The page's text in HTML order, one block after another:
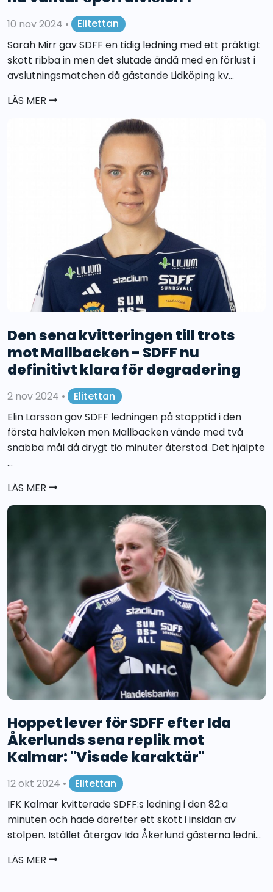
10 nov 2024 •
Elitettan
Sarah Mirr gav SDFF en tidig ledning med ett präktigt
skott ribba in men det slutade ändå med en förlust i
avslutningsmatchen då gästande Lidköping kv...
LÄS MER
Den sena kvitteringen till trots
mot Mallbacken - SDFF nu
definitivt klara för degradering
2 nov 2024 •
Elitettan
Elin Larsson gav SDFF ledningen på stopptid i den
första halvleken men Mallbacken vände med två
snabba mål då drygt tio minuter återstod. Det hjälpte
...
LÄS MER
Hoppet lever för SDFF efter Ida
Åkerlunds sena replik mot
Kalmar: "Visade karaktär"
12 okt 2024 •
Elitettan
IFK Kalmar kvitterade SDFF:s ledning i den 82:a
minuten och hade därefter ett skott i insidan av
stolpen. Istället återgav Ida Åkerlund gästerna ledni...
LÄS MER